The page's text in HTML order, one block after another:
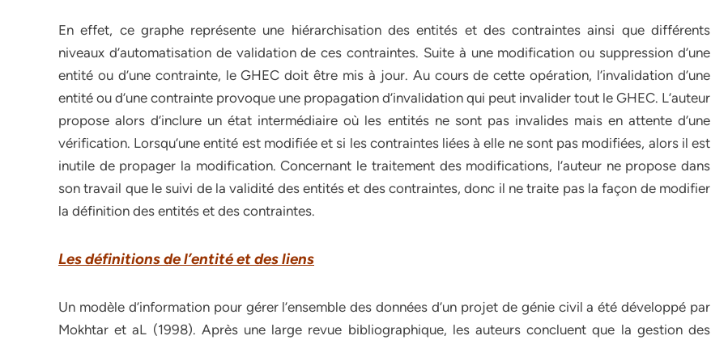
En effet, ce graphe représente une hiérarchisation des entités et des contraintes ainsi que différents
niveaux d’automatisation de validation de ces contraintes. Suite à une modification ou suppression d’une
entité ou d’une contrainte, le GHEC doit être mis à jour. Au cours de cette opération, l’invalidation d’une
entité ou d’une contrainte provoque une propagation d’invalidation qui peut invalider tout le GHEC. L’auteur
propose alors d’inclure un état intermédiaire où les entités ne sont pas invalides mais en attente d’une
vérification. Lorsqu’une entité est modifiée et si les contraintes liées à elle ne sont pas modifiées, alors il est
inutile de propager la modification. Concernant le traitement des modifications, l’auteur ne propose dans
son travail que le suivi de la validité des entités et des contraintes, donc il ne traite pas la façon de modifier
la définition des entités et des contraintes.
Les définitions de l’entité et des liens
Un modèle d’information pour gérer l’ensemble des données d’un projet de génie civil a été développé par
Mokhtar et aL (1998). Après une large revue bibliographique, les auteurs concluent que la gestion des